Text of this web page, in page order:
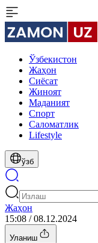
Ўзбекистон
Жаҳон
Сиёсат
Жиноят
Маданият
Спорт
Cаломатлик
Lifestyle
ўзб
Жаҳон
15:08 / 08.12.2024
Уланиш